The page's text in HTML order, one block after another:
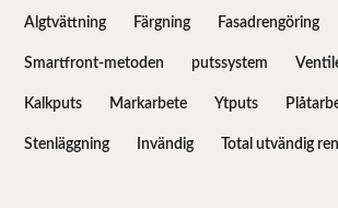
Algtvättning Färgning Fasadrengöring
Smartfront-metoden putssystem
Kalkputs Markarbete Ytputs
Stenläggning Invändig Total utvändig